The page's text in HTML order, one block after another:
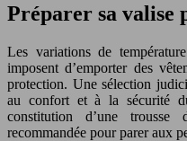
Préparer sa valise
Les variations de
imposent d’emporter des
protection. Une sélection
au confort et à la sécurité
constitution d’une trousse
recommandée pour parer aux